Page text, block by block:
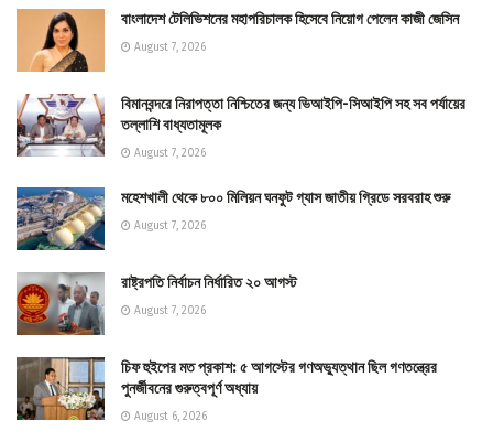
বাংলাদেশ টেলিভিশনের মহাপরিচালক হিসেবে নিয়োগ পেলেন কাজী জেসিন
August 7, 2026
বিমানবন্দরে নিরাপত্তা নিশ্চিতের জন্য ভিআইপি-সিআইপি সহ সব পর্যায়ের
তল্লাশি বাধ্যতামূলক
August 7, 2026
মহেশখালী থেকে ৮০০ মিলিয়ন ঘনফুট গ্যাস জাতীয় গ্রিডে সরবরাহ শুরু
August 7, 2026
রাষ্ট্রপতি নির্বাচন নির্ধারিত ২০ আগস্ট
August 7, 2026
চিফ হুইপের মত প্রকাশ: ৫ আগস্টের গণঅভ্যুত্থান ছিল গণতন্ত্রের
পুনর্জীবনের গুরুত্বপূর্ণ অধ্যায়
August 6, 2026